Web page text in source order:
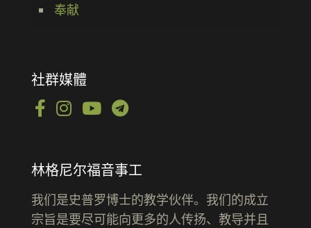
奉献
社群媒體
林格尼尔福音事工
我们是史普罗博士的教学伙伴。我们的成立
宗旨是要尽可能向更多的人传扬、教导并且